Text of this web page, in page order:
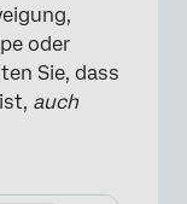
oder
Sie, dass
auch